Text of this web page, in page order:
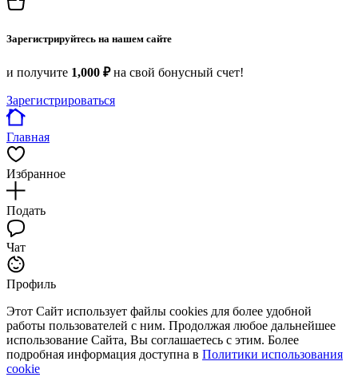
Зарегистрируйтесь на нашем сайте
и получите 1,000 ₽на свой бонусный счет!
Зарегистрироваться
Главная
Избранное
Подать
Чат
Профиль
Этот Сайт использует файлы cookies для более удобной
работы пользователей с ним. Продолжая любое дальнейшее
использование Сайта, Вы соглашаетесь с этим. Более
подробная информация доступна в Политики использования
cookie